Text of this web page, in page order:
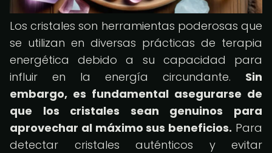
Los cristales son herramientas poderosas que
se utilizan en diversas prácticas de terapia
energética debido a su capacidad para
influir en la energía circundante. Sin
embargo, es fundamental asegurarse de
que los cristales sean genuinos para
aprovechar al máximo sus beneficios. Para
detectar cristales auténticos y evitar